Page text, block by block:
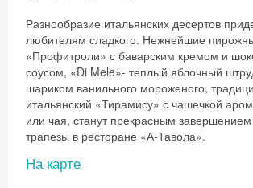
Разнообразие итальянских десертов
любителям сладкого. Нежнейшие
«Профитроли» с баварским кремом и
соусом, «Di Mele»- теплый яблочный
шариком ванильного мороженого,
итальянский «Тирамису» с чашечкой
или чая, станут прекрасным
трапезы в ресторане «А-Тавола».
На карте